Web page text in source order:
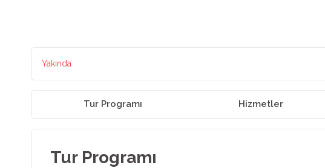
Yakında
Tur Programı Hizmetler
Tur Programı